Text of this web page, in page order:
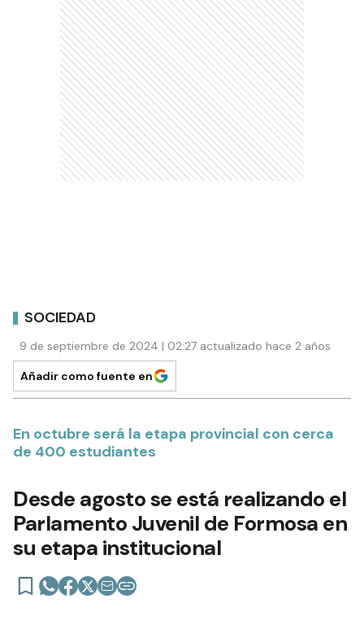
SOCIEDAD
9 de septiembre de 2024 | 02:27 actualizado hace 2 años
Añadir como fuente en
En octubre será la etapa provincial con cerca
de 400 estudiantes
Desde agosto se está realizando el
Parlamento Juvenil de Formosa en
su etapa institucional